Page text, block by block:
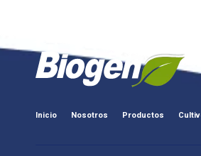
Inicio Nosotros Productos